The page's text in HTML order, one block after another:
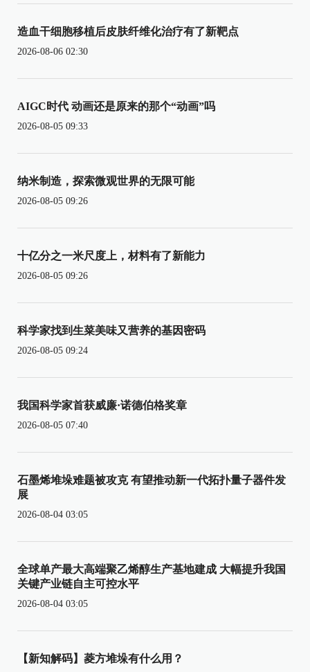
造血干细胞移植后皮肤纤维化治疗有了新靶点
2026-08-06 02:30
AIGC时代 动画还是原来的那个“动画”吗
2026-08-05 09:33
纳米制造，探索微观世界的无限可能
2026-08-05 09:26
十亿分之一米尺度上，材料有了新能力
2026-08-05 09:26
科学家找到生菜美味又营养的基因密码
2026-08-05 09:24
我国科学家首获威廉·诺德伯格奖章
2026-08-05 07:40
石墨烯堆垛难题被攻克 有望推动新一代拓扑量子器件发
展
2026-08-04 03:05
全球单产最大高端聚乙烯醇生产基地建成 大幅提升我国
关键产业链自主可控水平
2026-08-04 03:05
【新知解码】菱方堆垛有什么用？